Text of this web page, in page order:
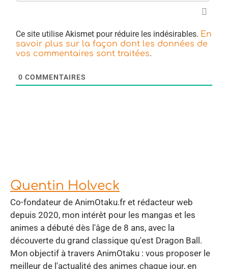
Ce site utilise Akismet pour réduire les indésirables. En
savoir plus sur la façon dont les données de
vos commentaires sont traitées.
0 COMMENTAIRES
Quentin Holveck
Co-fondateur de AnimOtaku.fr et rédacteur web
depuis 2020, mon intérêt pour les mangas et les
animes a débuté dès l'âge de 8 ans, avec la
découverte du grand classique qu'est Dragon Ball.
Mon objectif à travers AnimOtaku : vous proposer le
meilleur de l'actualité des animes chaque jour, en